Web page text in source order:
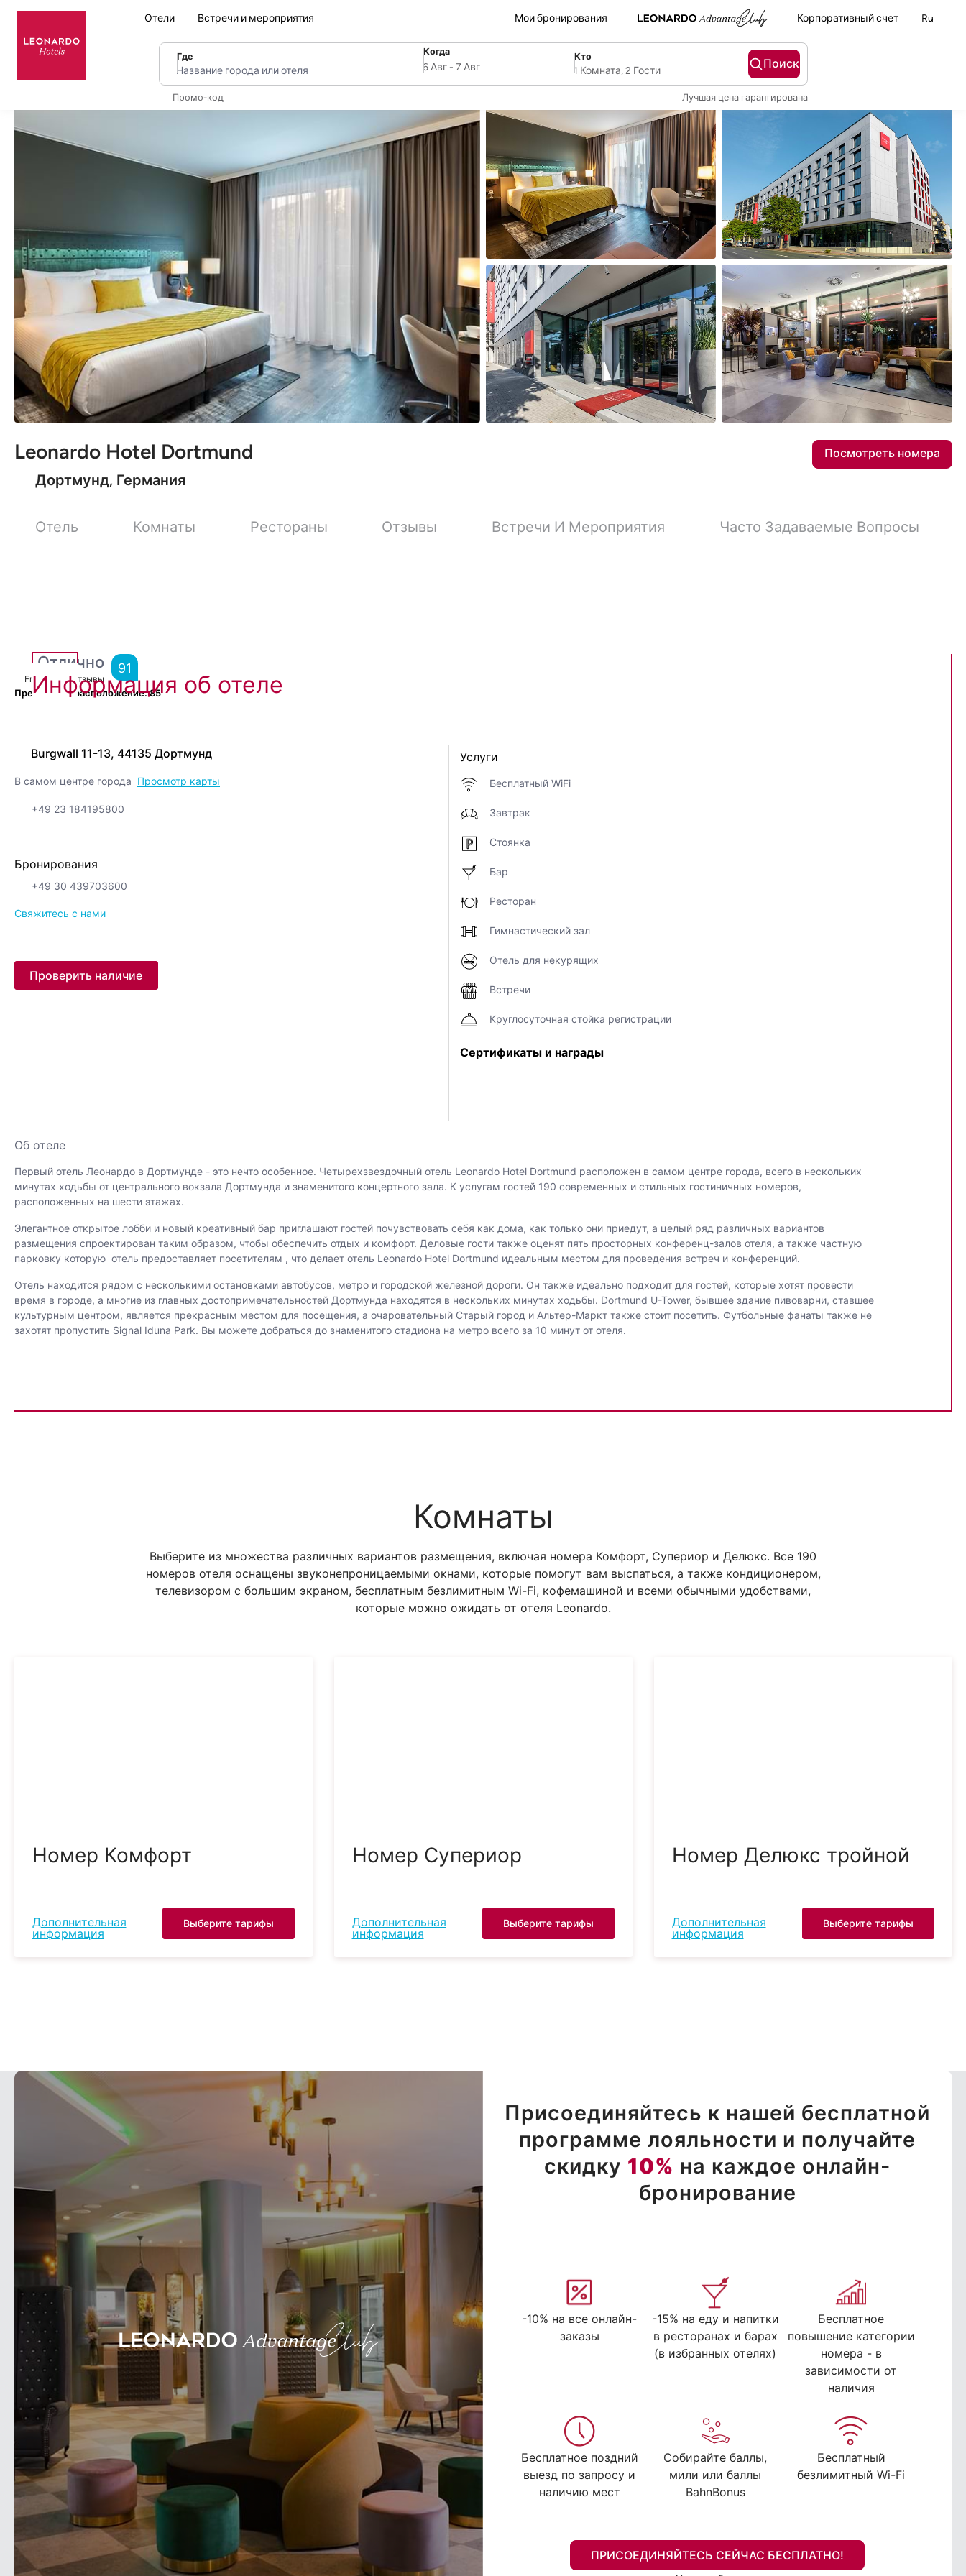
Отели Встречи и мероприятия Мои бронирования Корпоративный счет Ru
Leonardo Hotel Dortmund
Дортмунд, Германия
Посмотреть номера
Где
Название города или отеля
Когда
SelectDate
6 Авг- 7 Авг
Кто
Username
1 Комната, 2 Гости
Поиск
Промо-код Лучшая цена гарантирована
Отель Комнаты Рестораны Отзывы Встречи И Мероприятия Часто Задаваемые Вопросы
Отлично
From6,144Отзывы
91
Прекрасное расположение.85
Информация об отеле
Burgwall 11-13, 44135 Дортмунд
В самом центре города Просмотр карты
+49 23 184195800
Бронирования
+49 30 439703600
Свяжитесь с нами
Проверить наличие
Услуги
Бесплатный WiFi
Завтрак
Стоянка
Бар
Ресторан
Гимнастический зал
Отель для некурящих
Встречи
Круглосуточная стойка регистрации
Сертификаты и награды
Об отеле
Первый отель Леонардо в Дортмунде - это нечто особенное. Четырехзвездочный отель Leonardo Hotel Dortmund расположен в самом центре города, всего в нескольких
минутах ходьбы от центрального вокзала Дортмунда и знаменитого концертного зала. К услугам гостей 190 современных и стильных гостиничных номеров,
расположенных на шести этажах.
Элегантное открытое лобби и новый креативный бар приглашают гостей почувствовать себя как дома, как только они приедут, а целый ряд различных вариантов
размещения спроектирован таким образом, чтобы обеспечить отдых и комфорт. Деловые гости также оценят пять просторных конференц-залов отеля, а также частную
парковку которую отель предоставляет посетителям , что делает отель Leonardo Hotel Dortmund идеальным местом для проведения встреч и конференций.
Отель находится рядом с несколькими остановками автобусов, метро и городской железной дороги. Он также идеально подходит для гостей, которые хотят провести
время в городе, а многие из главных достопримечательностей Дортмунда находятся в нескольких минутах ходьбы. Dortmund U-Tower, бывшее здание пивоварни, ставшее
культурным центром, является прекрасным местом для посещения, а очаровательный Старый город и Альтер-Маркт также стоит посетить. Футбольные фанаты также не
захотят пропустить Signal Iduna Park. Вы можете добраться до знаменитого стадиона на метро всего за 10 минут от отеля.
Комнаты
Выберите из множества различных вариантов размещения, включая номера Комфорт, Супериор и Делюкс. Все 190
номеров отеля оснащены звуконепроницаемыми окнами, которые помогут вам выспаться, а также кондиционером,
телевизором с большим экраном, бесплатным безлимитным Wi-Fi, кофемашиной и всеми обычными удобствами,
которые можно ожидать от отеля Leonardo.
Номер Комфорт
Дополнительная
информация
Выберите тарифы
Номер Супериор
Дополнительная
информация
Выберите тарифы
Номер Делюкс тройной
Дополнительная
информация
Выберите тарифы
Присоединяйтесь к нашей бесплатной
программе лояльности и получайте
скидку 10% на каждое онлайн-
бронирование
-10% на все онлайн-
заказы
-15% на еду и напитки
в ресторанах и барах
(в избранных отелях)
Бесплатное
повышение категории
номера - в
зависимости от
наличия
Бесплатное поздний
выезд по запросу и
наличию мест
Собирайте баллы,
мили или баллы
BahnBonus
Бесплатный
безлимитный Wi-Fi
ПРИСОЕДИНЯЙТЕСЬ СЕЙЧАС БЕСПЛАТНО!